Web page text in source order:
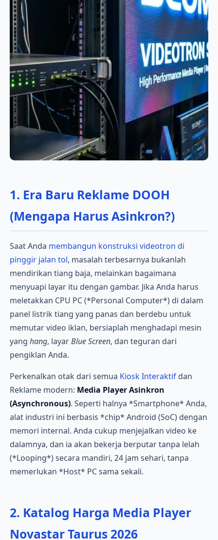
1. Era Baru Reklame DOOH
(Mengapa Harus Asinkron?)
Saat Anda membangun konstruksi videotron di
pinggir jalan tol, masalah terbesarnya bukanlah
mendirikan tiang baja, melainkan bagaimana
menyuapi layar itu dengan gambar. Jika Anda harus
meletakkan CPU PC (*Personal Computer*) di dalam
panel listrik tiang yang panas dan berdebu untuk
memutar video iklan, bersiaplah menghadapi mesin
yang hang, layarBlue Screen, dan teguran dari
pengiklan Anda.
Perkenalkan otak dari semua Kiosk Interaktif dan
Reklame modern: Media Player Asinkron
(Asynchronous). Seperti halnya *Smartphone* Anda,
alat industri ini berbasis *chip* Android (SoC) dengan
memori internal. Anda cukup menjejalkan video ke
dalamnya, dan ia akan bekerja berputar tanpa lelah
(*Looping*) secara mandiri, 24 jam sehari, tanpa
memerlukan *Host* PC sama sekali.
2. Katalog Harga Media Player
Novastar Taurus 2026